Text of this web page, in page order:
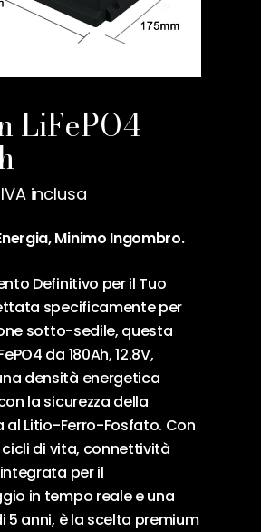
LiFePO4
IVA inclusa
Minimo Ingombro.
Definitivo per il Tuo
specificamente per
sotto-sedile, questa
da 180Ah, 12.8V,
densità energetica
la sicurezza della
al Litio-Ferro-Fosfato. Con
di vita, connettività
per il
in tempo reale e una
5 anni, è la scelta premium
*
il mio nome, email e
la prossima volta che